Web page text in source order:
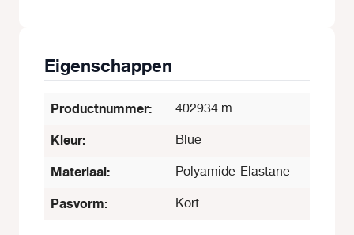
Eigenschappen
Productnummer: 402934.m
Kleur: Blue
Materiaal: Polyamide-Elastane
Pasvorm: Kort